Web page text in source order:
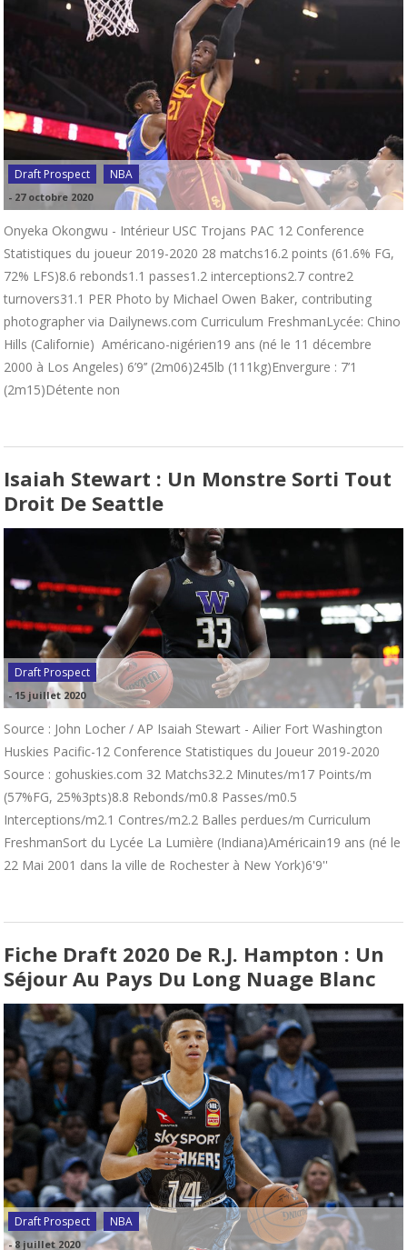
Draft Prospect NBA
- 27 octobre 2020
Onyeka Okongwu - Intérieur USC Trojans PAC 12 Conference
Statistiques du joueur 2019-2020 28 matchs16.2 points (61.6% FG,
72% LFS)8.6 rebonds1.1 passes1.2 interceptions2.7 contre2
turnovers31.1 PER Photo by Michael Owen Baker, contributing
photographer via Dailynews.com Curriculum FreshmanLycée: Chino
Hills (Californie) Américano-nigérien19 ans (né le 11 décembre
2000 à Los Angeles) 6’9’’ (2m06)245lb (111kg)Envergure : 7’1
(2m15)Détente non
Isaiah Stewart : Un Monstre Sorti Tout
Droit De Seattle
Draft Prospect
- 15 juillet 2020
Source : John Locher / AP Isaiah Stewart - Ailier Fort Washington
Huskies Pacific-12 Conference Statistiques du Joueur 2019-2020
Source : gohuskies.com 32 Matchs32.2 Minutes/m17 Points/m
(57%FG, 25%3pts)8.8 Rebonds/m0.8 Passes/m0.5
Interceptions/m2.1 Contres/m2.2 Balles perdues/m Curriculum
FreshmanSort du Lycée La Lumière (Indiana)Américain19 ans (né le
22 Mai 2001 dans la ville de Rochester à New York)6'9''
Fiche Draft 2020 De R.J. Hampton : Un
Séjour Au Pays Du Long Nuage Blanc
Draft Prospect NBA
-8 juillet 2020